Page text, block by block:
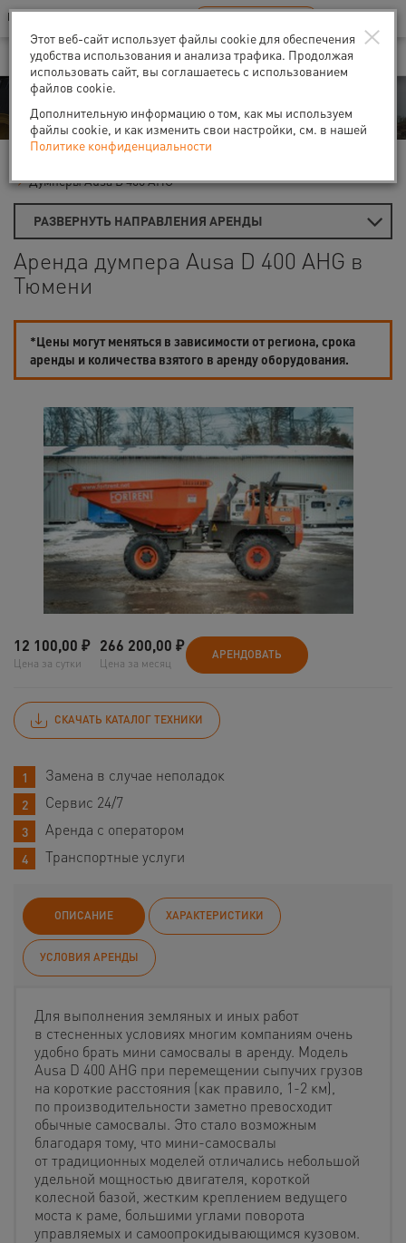
Ваш город:Тюмень
В Вашем регионе нет наших офисов RU EN
Аренда
Думперы Ausa D 400 AHG
РАЗВЕРНУТЬ НАПРАВЛЕНИЯ АРЕНДЫ
Аренда думпера Ausa D 400 AHG в
Тюмени
*Цены могут меняться в зависимости от региона, срока
аренды и количества взятого в аренду оборудования.
12 100,00 ₽
Цена за сутки
266 200,00 ₽
Цена за месяц
АРЕНДОВАТЬ
СКАЧАТЬ КАТАЛОГ ТЕХНИКИ
Замена в случае неполадок
Сервис 24/7
Аренда с оператором
Транспортные услуги
ОПИСАНИЕ ХАРАКТЕРИСТИКИ
УСЛОВИЯ АРЕНДЫ
Для выполнения земляных и иных работ
в стесненных условиях многим компаниям очень
удобно брать мини самосвалы в аренду. Модель
Ausa D 400 AHG при перемещении сыпучих грузов
на короткие расстояния (как правило, 1-2 км),
по производительности заметно превосходит
обычные самосвалы. Это стало возможным
благодаря тому, что мини-самосвалы
от традиционных моделей отличались небольшой
удельной мощностью двигателя, короткой
колесной базой, жестким креплением ведущего
моста к раме, большими углами поворота
управляемых и самоопрокидывающимся кузовом.
×
Этот веб-сайт использует файлы cookie для обеспечения
удобства использования и анализа трафика. Продолжая
использовать сайт, вы соглашаетесь с использованием
файлов cookie.
Дополнительную информацию о том, как мы используем
файлы cookie, и как изменить свои настройки, см. в нашей
Политике конфиденциальности